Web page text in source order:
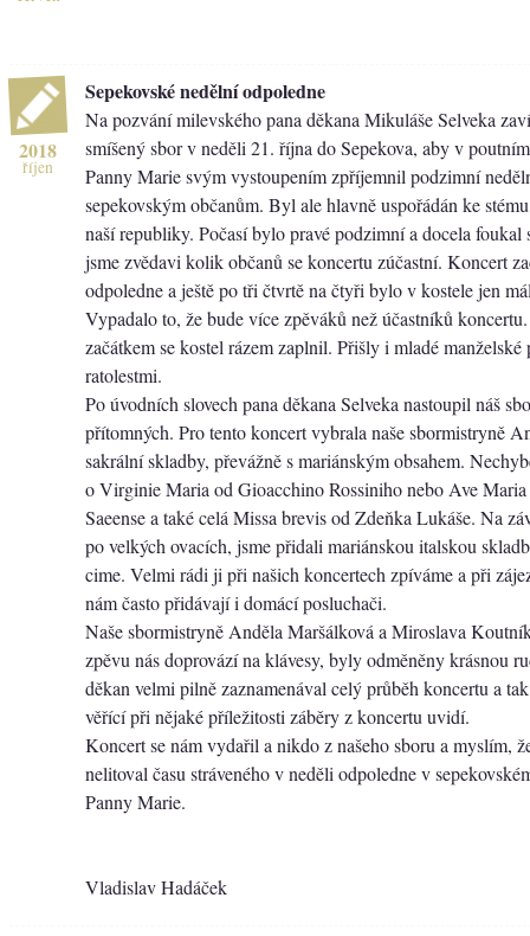
2018
říjen
Sepekovské nedělní odpoledne
Na pozvání milevského pana děkana Mikuláše Selveka
smíšený sbor v neděli 21. října do Sepekova, aby v
Panny Marie svým vystoupením zpříjemnil podzimní
sepekovským občanům. Byl ale hlavně uspořádán ke
naší republiky. Počasí bylo pravé podzimní a docela
jsme zvědavi kolik občanů se koncertu zúčastní. Koncert
odpoledne a ještě po tři čtvrtě na čtyři bylo v kostele jen
Vypadalo to, že bude více zpěváků než účastníků
začátkem se kostel rázem zaplnil. Přišly i mladé manželské
ratolestmi.
Po úvodních slovech pana děkana Selveka nastoupil náš
přítomných. Pro tento koncert vybrala naše sbormistryně
sakrální skladby, převážně s mariánským obsahem.
o Virginie Maria od Gioacchino Rossiniho nebo Ave
Saeense a také celá Missa brevis od Zdeňka Lukáše. Na
po velkých ovacích, jsme přidali mariánskou italskou
cime. Velmi rádi ji při našich koncertech zpíváme a při
nám často přidávají i domácí posluchači.
Naše sbormistryně Anděla Maršálková a Miroslava
zpěvu nás doprovází na klávesy, byly odměněny krásnou
děkan velmi pilně zaznamenával celý průběh koncertu a
věřící při nějaké příležitosti záběry z koncertu uvidí.
Koncert se nám vydařil a nikdo z našeho sboru a myslím,
nelitoval času stráveného v neděli odpoledne v
Panny Marie.
Vladislav Hadáček